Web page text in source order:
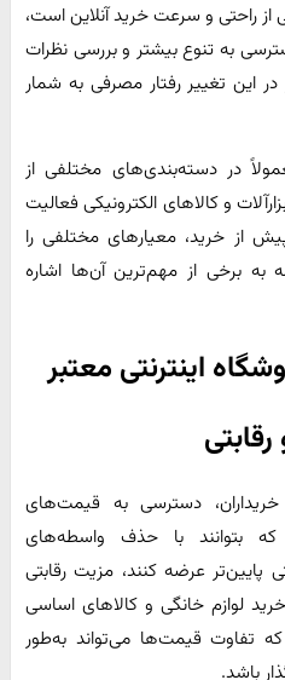
از راحتی و سرعت خرید آنلاین است،
به تنوع بیشتر و بررسی نظرات
در این تغییر رفتار مصرفی به شمار
در دسته‌بندی‌های مختلفی از
و کالاهای الکترونیکی فعالیت
از خرید، معیارهای مختلفی را
به برخی از مهم‌ترین آن‌ها اشاره
اینترنتی معتبر
دسترسی به قیمت‌های
بتوانند با حذف واسطه‌های
پایین‌تر عرضه کنند، مزیت رقابتی
خرید لوازم خانگی و کالاهای اساسی
تفاوت قیمت‌ها می‌تواند به‌طور
باشد.